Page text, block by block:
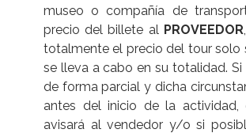
museo o compañía de
precio del billete al PROVEEDOR
totalmente el precio del tour solo
se lleva a cabo en su totalidad. Si
de forma parcial y dicha
antes del inicio de la actividad,
avisará al vendedor y/o si